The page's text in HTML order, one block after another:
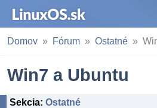
Domov Fórum Ostatné
Win7 a Ubuntu
Sekcia: Ostatné